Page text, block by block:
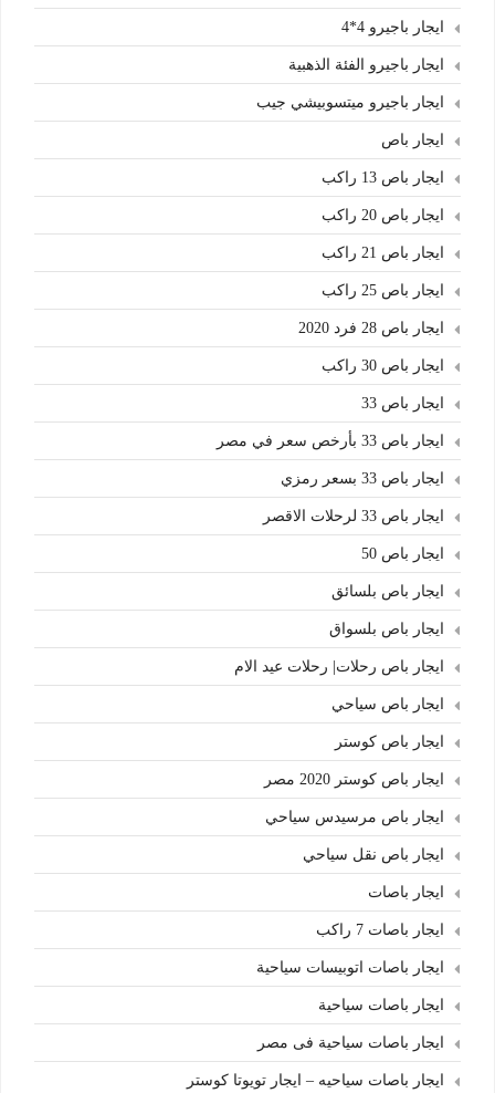
ايجار باجيرو 4*4
ايجار باجيرو الفئة الذهبية
ايجار باجيرو ميتسوبيشي جيب
ايجار باص
ايجار باص 13 راكب
ايجار باص 20 راكب
ايجار باص 21 راكب
ايجار باص 25 راكب
ايجار باص 28 فرد 2020
ايجار باص 30 راكب
ايجار باص 33
ايجار باص 33 بأرخص سعر في مصر
ايجار باص 33 بسعر رمزي
ايجار باص 33 لرحلات الاقصر
ايجار باص 50
ايجار باص بلسائق
ايجار باص بلسواق
ايجار باص رحلات| رحلات عيد الام
ايجار باص سياحي
ايجار باص كوستر
ايجار باص كوستر 2020 مصر
ايجار باص مرسيدس سياحي
ايجار باص نقل سياحي
ايجار باصات
ايجار باصات 7 راكب
ايجار باصات اتوبيسات سياحية
ايجار باصات سياحية
ايجار باصات سياحية فى مصر
ايجار باصات سياحيه – ايجار تويوتا كوستر